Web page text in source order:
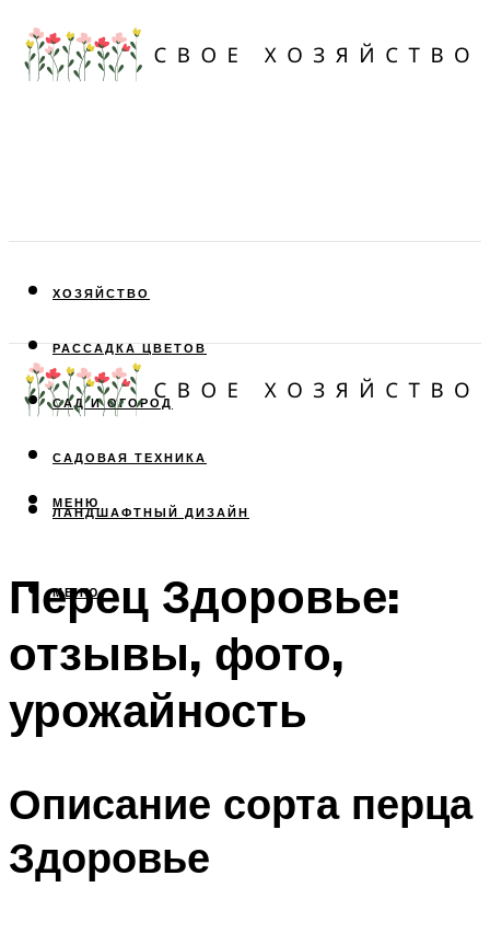
ХОЗЯЙСТВО
РАССАДКА ЦВЕТОВ
САД И ОГОРОД
САДОВАЯ ТЕХНИКА
ЛАНДШАФТНЫЙ ДИЗАЙН
МЕНЮ
МЕНЮ
Перец Здоровье:
отзывы, фото,
урожайность
Описание сорта перца
Здоровье